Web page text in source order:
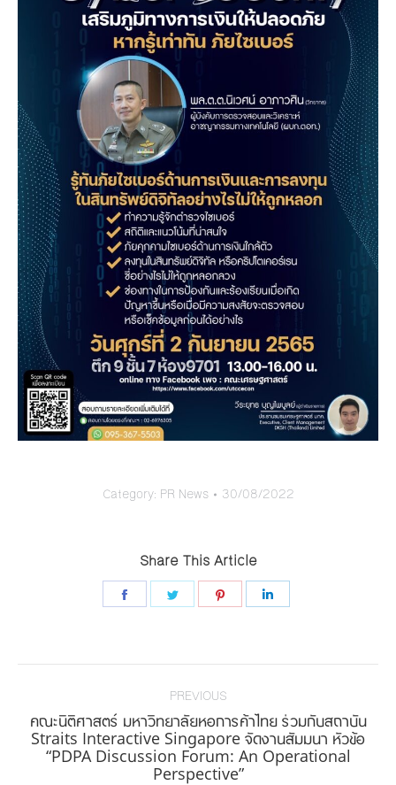
Category: PR News 30/08/2022
Share This Article
Share
Share
Share
PREVIOUS
Previous
post:
คณะนิติศาสตร์ มหาวิทยาลัยหอการค้าไทย ร่วมกับสถาบัน
Straits Interactive Singapore จัดงานสัมมนา หัวข้อ
“PDPA Discussion Forum: An Operational
Perspective”